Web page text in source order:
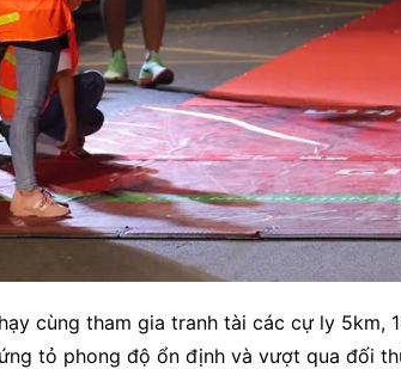
cùng tham gia tranh tài các cự ly 5km,
tỏ phong độ ổn định và vượt qua đối